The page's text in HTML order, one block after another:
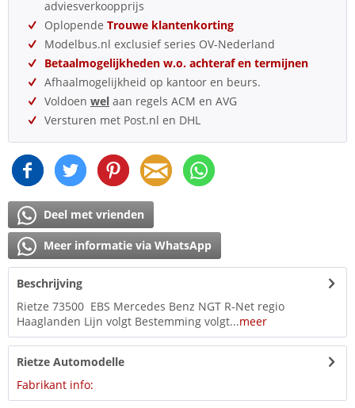
adviesverkoopprijs
Oplopende Trouwe klantenkorting
Modelbus.nl exclusief series OV-Nederland
Betaalmogelijkheden w.o. achteraf en termijnen
Afhaalmogelijkheid op kantoor en beurs.
Voldoen wel aan regels ACM en AVG
Versturen met Post.nl en DHL
Deel met vrienden
Meer informatie via WhatsApp
Beschrijving
Rietze 73500 EBS Mercedes Benz NGT R-Net regio
Haaglanden Lijn volgt Bestemming volgt...meer
Rietze Automodelle
Fabrikant info: